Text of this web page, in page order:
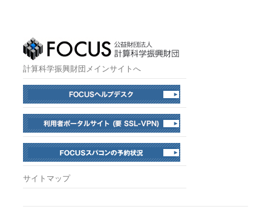
計算科学振興財団メインサイトへ
サイトマップ